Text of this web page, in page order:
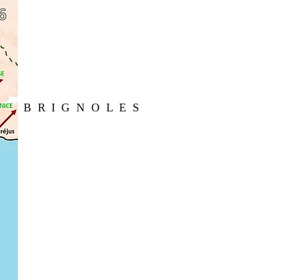
· Le Val
BRIGNOLES